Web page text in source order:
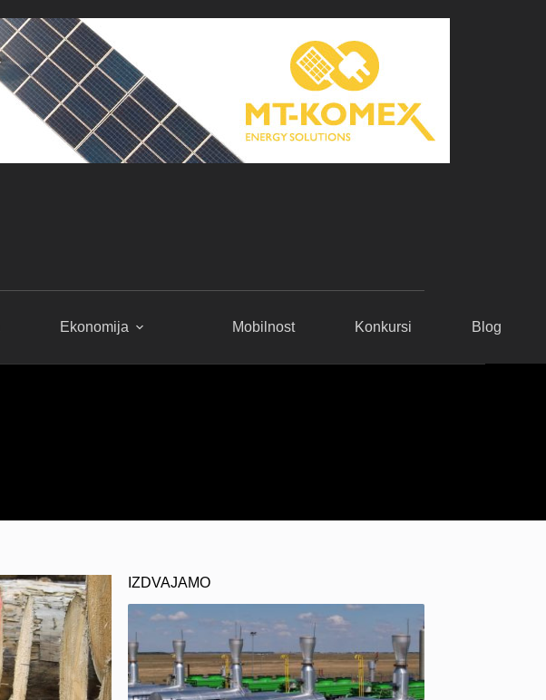
Ekonomija Mobilnost Konkursi Blog
IZDVAJAMO